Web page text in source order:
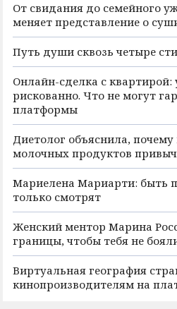
От свидания до семейного
меняет представление о
Путь души сквозь четыре
Онлайн-сделка с квартирой:
рискованно. Что не могут
платформы
Диетолог объяснила, почему
молочных продуктов
Мариелена Мариарти: быть
только смотрят
Женский ментор Марина
границы, чтобы тебя не
Виртуальная география
кинопроизводителям на